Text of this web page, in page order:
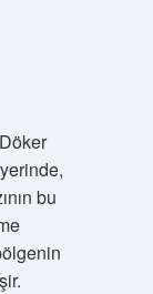
bu